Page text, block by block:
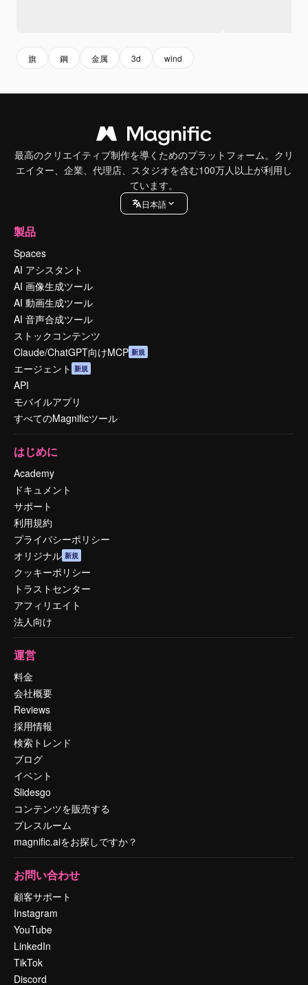
旗 鋼 金属 3d wind
最高のクリエイティブ制作を導くためのプラットフォーム。クリ
エイター、企業、代理店、スタジオを含む100万人以上が利用し
ています。
日本語
製品
Spaces
AI アシスタント
AI 画像生成ツール
AI 動画生成ツール
AI 音声合成ツール
ストックコンテンツ
Claude/ChatGPT向けMCP 新規
エージェント 新規
API
モバイルアプリ
すべてのMagnificツール
はじめに
Academy
ドキュメント
サポート
利用規約
プライバシーポリシー
オリジナル 新規
クッキーポリシー
トラストセンター
アフィリエイト
法人向け
運営
料金
会社概要
Reviews
採用情報
検索トレンド
ブログ
イベント
Slidesgo
コンテンツを販売する
プレスルーム
magnific.aiをお探しですか？
お問い合わせ
顧客サポート
Instagram
YouTube
LinkedIn
TikTok
Discord